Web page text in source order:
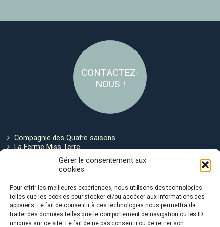
Gérer le consentement aux
cookies
Pour offrir les meilleures expériences, nous utilisons des technologies
telles que les cookies pour stocker et/ou accéder aux informations des
appareils. Le fait de consentir à ces technologies nous permettra de
traiter des données telles que le comportement de navigation ou les ID
uniques sur ce site. Le fait de ne pas consentir ou de retirer son
CONTACTEZ-
NOUS !
Compagnie des Quatre saisons
La Ferme Miss Terre
Politique de cookies